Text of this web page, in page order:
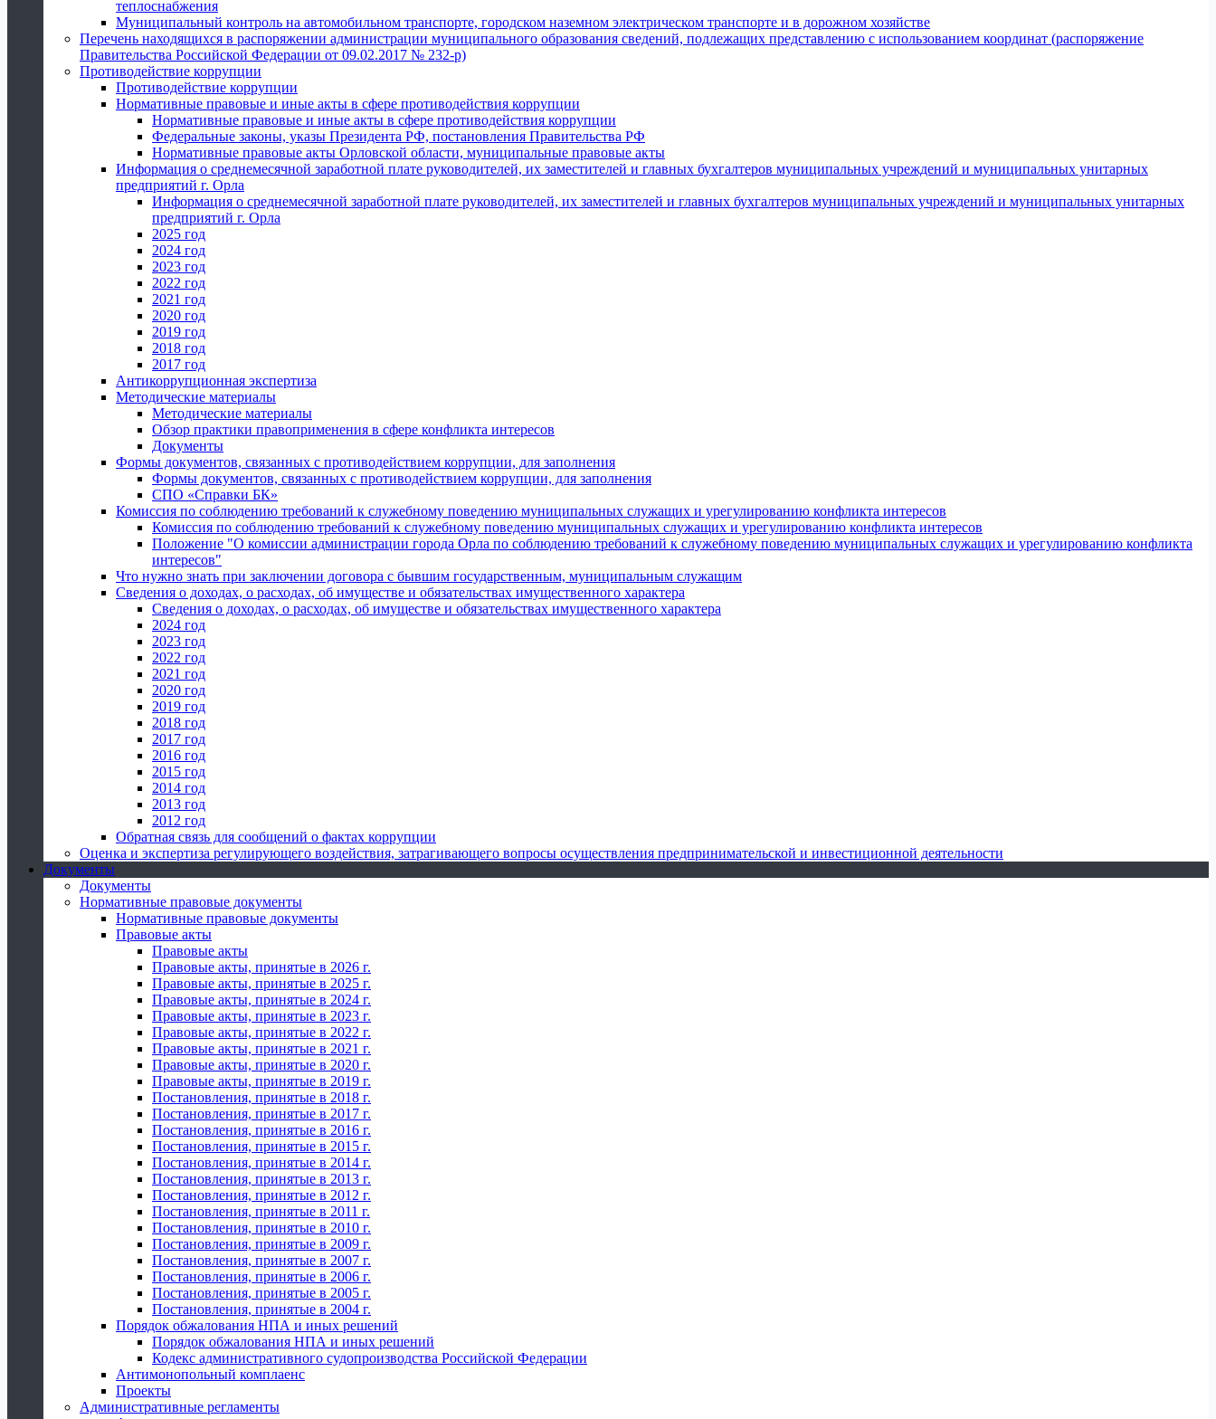
теплоснабжения
Муниципальный контроль на автомобильном транспорте, городском наземном электрическом транспорте и в дорожном хозяйстве
Перечень находящихся в распоряжении администрации муниципального образования сведений, подлежащих представлению с использованием координат (распоряжение
Правительства Российской Федерации от 09.02.2017 № 232-р)
Противодействие коррупции
Противодействие коррупции
Нормативные правовые и иные акты в сфере противодействия коррупции
Нормативные правовые и иные акты в сфере противодействия коррупции
Федеральные законы, указы Президента РФ, постановления Правительства РФ
Нормативные правовые акты Орловской области, муниципальные правовые акты
Информация о среднемесячной заработной плате руководителей, их заместителей и главных бухгалтеров муниципальных учреждений и муниципальных унитарных
предприятий г. Орла
Информация о среднемесячной заработной плате руководителей, их заместителей и главных бухгалтеров муниципальных учреждений и муниципальных унитарных
предприятий г. Орла
2025 год
2024 год
2023 год
2022 год
2021 год
2020 год
2019 год
2018 год
2017 год
Антикоррупционная экспертиза
Методические материалы
Методические материалы
Обзор практики правоприменения в сфере конфликта интересов
Документы
Формы документов, связанных с противодействием коррупции, для заполнения
Формы документов, связанных с противодействием коррупции, для заполнения
СПО «Справки БК»
Комиссия по соблюдению требований к служебному поведению муниципальных служащих и урегулированию конфликта интересов
Комиссия по соблюдению требований к служебному поведению муниципальных служащих и урегулированию конфликта интересов
Положение "О комиссии администрации города Орла по соблюдению требований к служебному поведению муниципальных служащих и урегулированию конфликта
интересов"
Что нужно знать при заключении договора с бывшим государственным, муниципальным служащим
Сведения о доходах, о расходах, об имуществе и обязательствах имущественного характера
Сведения о доходах, о расходах, об имуществе и обязательствах имущественного характера
2024 год
2023 год
2022 год
2021 год
2020 год
2019 год
2018 год
2017 год
2016 год
2015 год
2014 год
2013 год
2012 год
Обратная связь для сообщений о фактах коррупции
Оценка и экспертиза регулирующего воздействия, затрагивающего вопросы осуществления предпринимательской и инвестиционной деятельности
Документы
Документы
Нормативные правовые документы
Нормативные правовые документы
Правовые акты
Правовые акты
Правовые акты, принятые в 2026 г.
Правовые акты, принятые в 2025 г.
Правовые акты, принятые в 2024 г.
Правовые акты, принятые в 2023 г.
Правовые акты, принятые в 2022 г.
Правовые акты, принятые в 2021 г.
Правовые акты, принятые в 2020 г.
Правовые акты, принятые в 2019 г.
Постановления, принятые в 2018 г.
Постановления, принятые в 2017 г.
Постановления, принятые в 2016 г.
Постановления, принятые в 2015 г.
Постановления, принятые в 2014 г.
Постановления, принятые в 2013 г.
Постановления, принятые в 2012 г.
Постановления, принятые в 2011 г.
Постановления, принятые в 2010 г.
Постановления, принятые в 2009 г.
Постановления, принятые в 2007 г.
Постановления, принятые в 2006 г.
Постановления, принятые в 2005 г.
Постановления, принятые в 2004 г.
Порядок обжалования НПА и иных решений
Порядок обжалования НПА и иных решений
Кодекс административного судопроизводства Российской Федерации
Антимонопольный комплаенс
Проекты
Административные регламенты